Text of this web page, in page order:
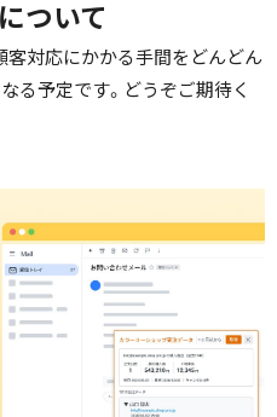
ついて
客対応にかかる手間をどんどん
る予定です。どうぞご期待く